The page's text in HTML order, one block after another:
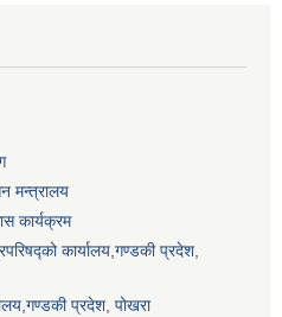
मन्त्रालय
कार्यक्रम
कार्यालय,गण्डकी प्रदेश,
प्रदेश, पोखरा